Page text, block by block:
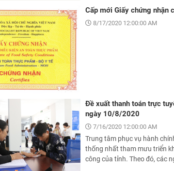
Cấp mới Giấy chứng nhận
8/17/2020 12:00:00 AM
Đề xuất thanh toán trực
ngày 10/8/2020
7/16/2020 12:00:00 AM
Trung tâm phục vụ hành
thống nhất tham mưu triển
công của tỉnh. Theo đó, các